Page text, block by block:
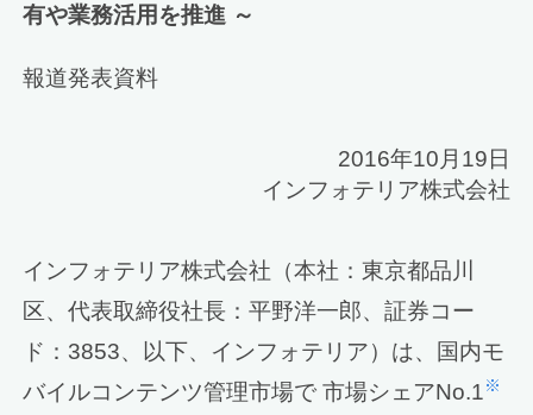
有や業務活用を推進 ～
報道発表資料
2016年10月19日
インフォテリア株式会社
インフォテリア株式会社（本社：東京都品川
区、代表取締役社長：平野洋一郎、証券コー
ド：3853、以下、インフォテリア）は、国内モ
バイルコンテンツ管理市場で 市場シェアNo.1※